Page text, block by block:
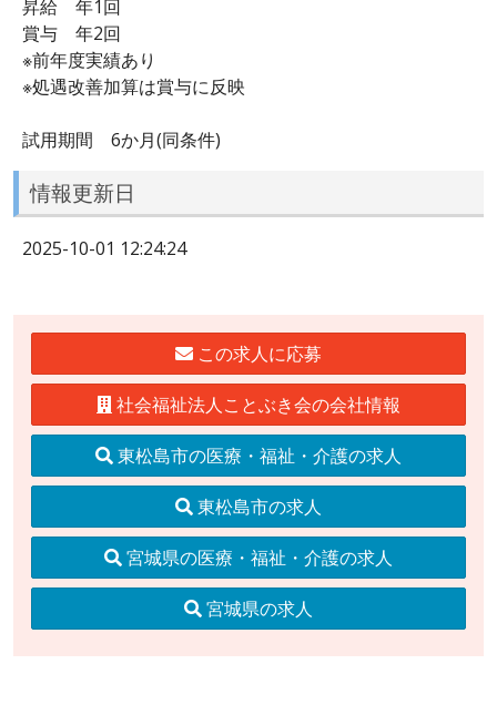
昇給 年1回
賞与 年2回
※前年度実績あり
※処遇改善加算は賞与に反映
試用期間 6か月(同条件)
情報更新日
2025-10-01 12:24:24
この求人に応募
社会福祉法人ことぶき会の会社情報
東松島市の医療・福祉・介護の求人
東松島市の求人
宮城県の医療・福祉・介護の求人
宮城県の求人